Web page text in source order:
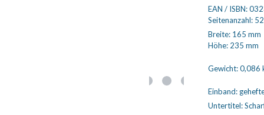
EAN / ISBN:
Seitenanzahl: 52
Breite: 165 mm
Höhe: 235 mm
Gewicht:0,086
Einband:
Untertitel: